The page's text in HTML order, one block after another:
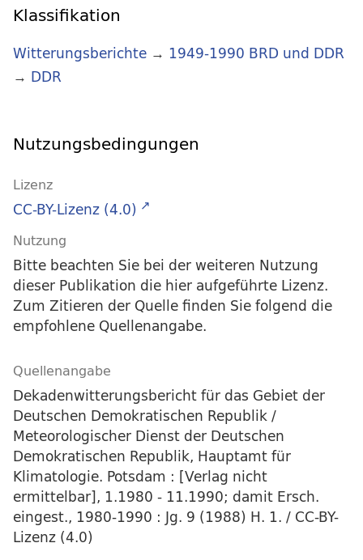
Klassifikation
Witterungsberichte → 1949-1990 BRD und DDR
→ DDR
Nutzungsbedingungen
Lizenz
CC-BY-Lizenz (4.0)
Nutzung
Bitte beachten Sie bei der weiteren Nutzung
dieser Publikation die hier aufgeführte Lizenz.
Zum Zitieren der Quelle finden Sie folgend die
empfohlene Quellenangabe.
Quellenangabe
Dekadenwitterungsbericht für das Gebiet der
Deutschen Demokratischen Republik /
Meteorologischer Dienst der Deutschen
Demokratischen Republik, Hauptamt für
Klimatologie. Potsdam : [Verlag nicht
ermittelbar], 1.1980 - 11.1990; damit Ersch.
eingest., 1980-1990 : Jg. 9 (1988) H. 1. / CC-BY-
Lizenz (4.0)